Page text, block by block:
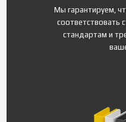
Мы гарантируем,
соответствовать
стандартам и